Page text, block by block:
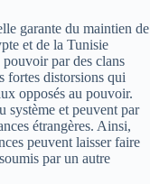
garante du maintien de
et de la Tunisie
par des clans
fortes distorsions qui
opposés au pouvoir.
système et peuvent par
étrangères. Ainsi,
peuvent laisser faire
par un autre